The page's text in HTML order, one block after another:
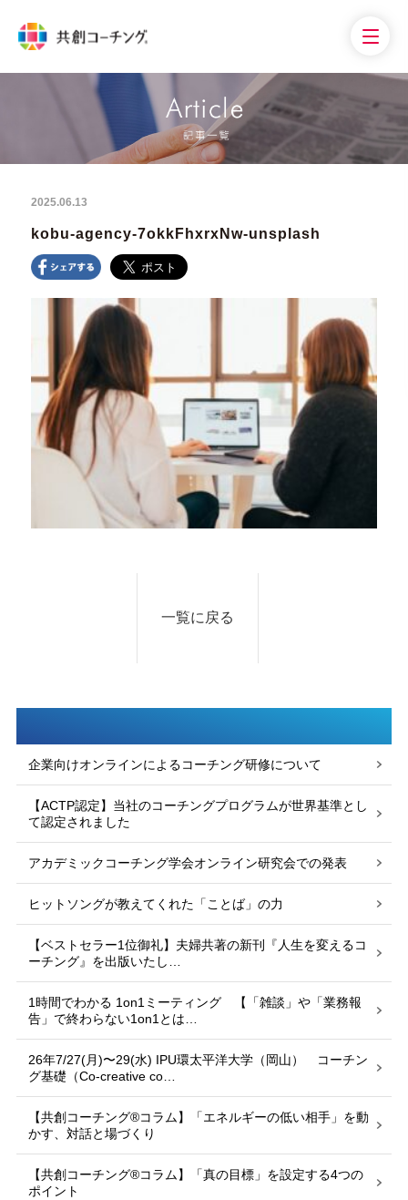
2025.06.13
kobu-agency-7okkFhxrxNw-unsplash
一覧に戻る
企業向けオンラインによるコーチング研修について
【ACTP認定】当社のコーチングプログラムが世界基準とし
て認定されました
アカデミックコーチング学会オンライン研究会での発表
ヒットソングが教えてくれた「ことば」の力
【ベストセラー1位御礼】夫婦共著の新刊『人生を変えるコ
ーチング』を出版いたし…
1時間でわかる 1on1ミーティング 【「雑談」や「業務報
告」で終わらない1on1とは…
26年7/27(月)〜29(水) IPU環太平洋大学（岡山） コーチン
グ基礎（Co-creative co…
【共創コーチング®︎コラム】「エネルギーの低い相手」を動
かす、対話と場づくり
【共創コーチング®︎コラム】「真の目標」を設定する4つの
ポイント